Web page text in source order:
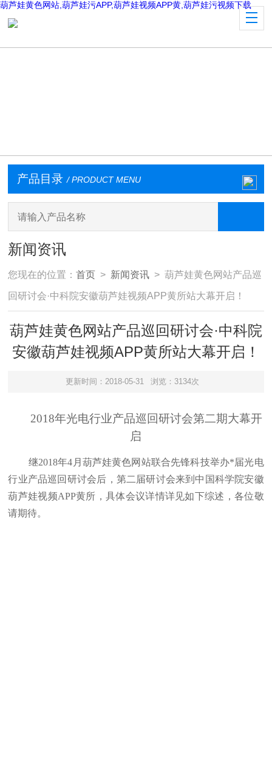
葫芦娃黄色网站,葫芦娃污APP,葫芦娃视频APP黄,葫芦娃污视频下载
产品目录 / PRODUCT MENU
新闻资讯
您现在的位置：首页 > 新闻资讯 > 葫芦娃黄色网站产品巡
回研讨会·中科院安徽葫芦娃视频APP黄所站大幕开启！
葫芦娃黄色网站产品巡回研讨会·中科院
安徽葫芦娃视频APP黄所站大幕开启！
更新时间：2018-05-31 浏览：3134次
2018年光电行业产品巡回研讨会第二期大幕开
启
继2018年4月葫芦娃黄色网站联合先锋科技举办*届光电
行业产品巡回研讨会后，第二届研讨会来到中国科学院安徽
葫芦娃视频APP黄所，具体会议详情详见如下综述，各位敬
请期待。